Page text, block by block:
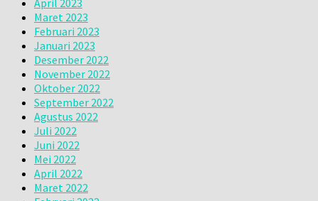
Maret 2023
Februari 2023
Januari 2023
Desember 2022
November 2022
Oktober 2022
September 2022
Agustus 2022
Juli 2022
Juni 2022
Mei 2022
April 2022
Maret 2022